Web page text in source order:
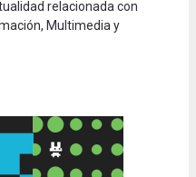
relacionada con
Multimedia y